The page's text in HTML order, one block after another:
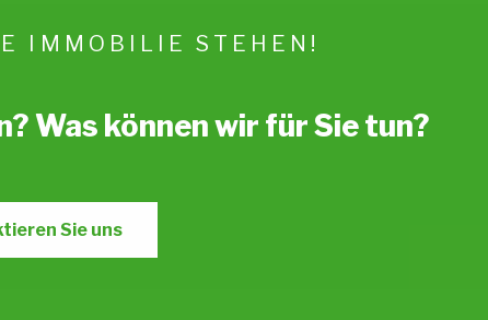
IMMOBILIE STEHEN!
Was können wir für Sie tun?
Sie uns